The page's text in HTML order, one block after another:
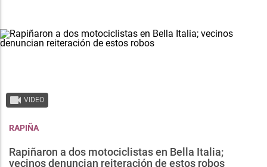
VIDEO
RAPIÑA
Rapiñaron a dos motociclistas en Bella Italia;
vecinos denuncian reiteración de estos robos